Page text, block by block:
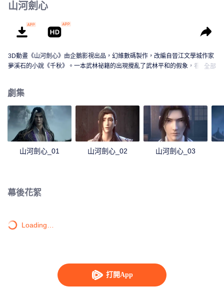
打開App
山河劍心
3D動畫《山河劍心》由企鵝影視出品，幻維數碼製作，改編自晉江文學城作家
夢溪石的小說《千秋》。一本武林祕籍的出現攪亂了武林平和的假象，看主人
全部
劇集
山河劍心_01 山河劍心_02 山河劍心_03
幕後花絮
Loading…